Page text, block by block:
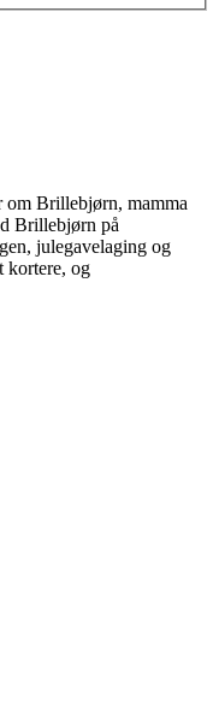
om Brillebjørn, mamma
Brillebjørn på
julegavelaging og
kortere, og